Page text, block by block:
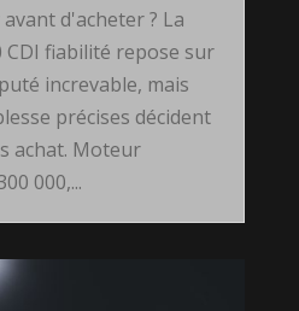
d'acheter ? La
CDI fiabilité repose sur
increvable, mais
précises décident
achat. Moteur
000,...